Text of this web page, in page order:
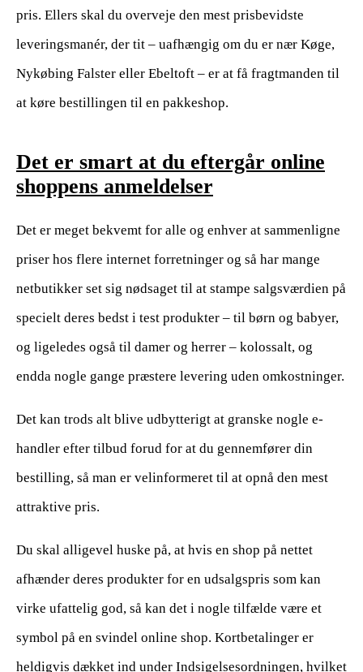
pris. Ellers skal du overveje den mest prisbevidste
leveringsmanér, der tit – uafhængig om du er nær Køge,
Nykøbing Falster eller Ebeltoft – er at få fragtmanden til
at køre bestillingen til en pakkeshop.
Det er smart at du eftergår online
shoppens anmeldelser
Det er meget bekvemt for alle og enhver at sammenligne
priser hos flere internet forretninger og så har mange
netbutikker set sig nødsaget til at stampe salgsværdien på
specielt deres bedst i test produkter – til børn og babyer,
og ligeledes også til damer og herrer – kolossalt, og
endda nogle gange præstere levering uden omkostninger.
Det kan trods alt blive udbytterigt at granske nogle e-
handler efter tilbud forud for at du gennemfører din
bestilling, så man er velinformeret til at opnå den mest
attraktive pris.
Du skal alligevel huske på, at hvis en shop på nettet
afhænder deres produkter for en udsalgspris som kan
virke ufattelig god, så kan det i nogle tilfælde være et
symbol på en svindel online shop. Kortbetalinger er
heldigvis dækket ind under Indsigelsesordningen, hvilket